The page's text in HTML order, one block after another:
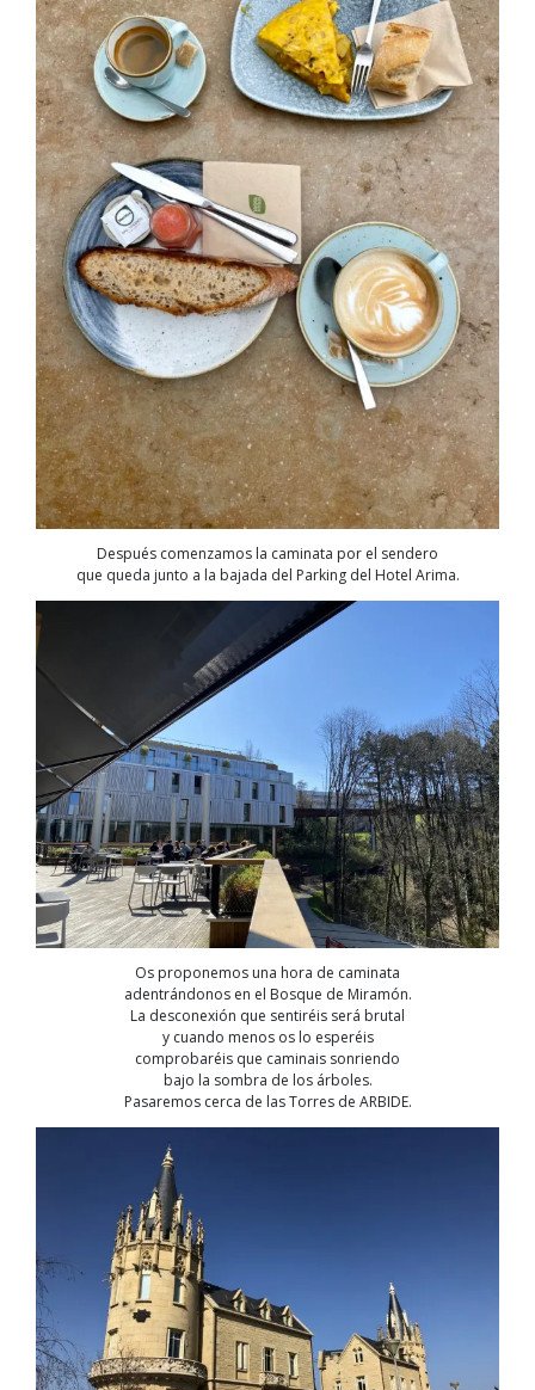
Después comenzamos la caminata por el sendero
que queda junto a la bajada del Parking del Hotel Arima.
Os proponemos una hora de caminata
adentrándonos en el Bosque de Miramón.
La desconexión que sentiréis será brutal
y cuando menos os lo esperéis
comprobaréis que caminais sonriendo
bajo la sombra de los árboles.
Pasaremos cerca de las Torres de ARBIDE.